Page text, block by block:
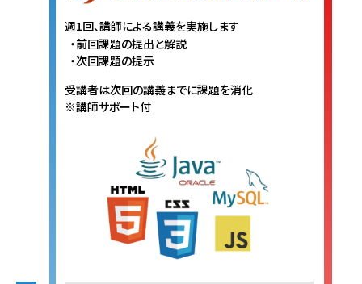
週1回、講師による講義を実施します
前回課題の提出と解説
次回課題の提示
受講者は次回の講義までに課題を消化
※講師サポート付